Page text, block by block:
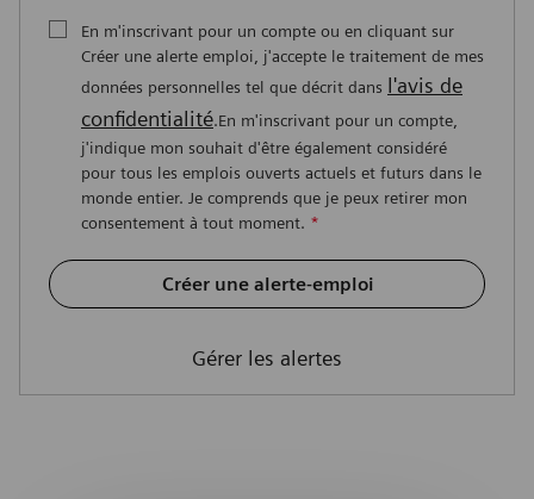
En m'inscrivant pour un compte ou en cliquant sur
Créer une alerte emploi, j'accepte le traitement de mes
données personnelles tel que décrit dans l'avis de
confidentialité.En m'inscrivant pour un compte,
j'indique mon souhait d'être également considéré
pour tous les emplois ouverts actuels et futurs dans le
monde entier. Je comprends que je peux retirer mon
consentement à tout moment. *
Créer une alerte-emploi
Gérer les alertes